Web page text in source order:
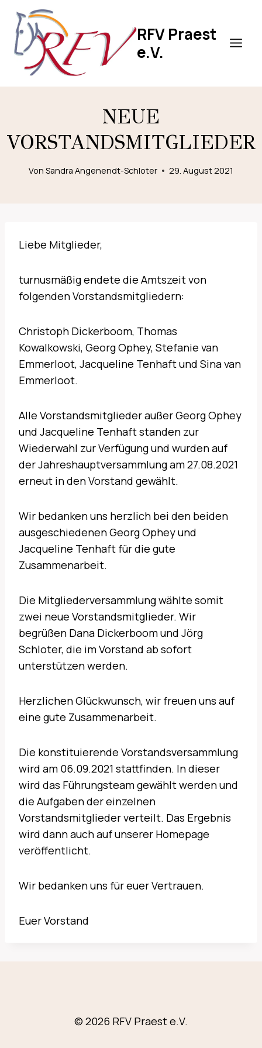
Inhalt
springen
RFV Praest
e.V.
NEUE
VORSTANDSMITGLIEDER
Von Sandra Angenendt-Schloter 29. August 2021
Liebe Mitglieder,
turnusmäßig endete die Amtszeit von
folgenden Vorstandsmitgliedern:
Christoph Dickerboom, Thomas
Kowalkowski, Georg Ophey, Stefanie van
Emmerloot, Jacqueline Tenhaft und Sina van
Emmerloot.
Alle Vorstandsmitglieder außer Georg Ophey
und Jacqueline Tenhaft standen zur
Wiederwahl zur Verfügung und wurden auf
der Jahreshauptversammlung am 27.08.2021
erneut in den Vorstand gewählt.
Wir bedanken uns herzlich bei den beiden
ausgeschiedenen Georg Ophey und
Jacqueline Tenhaft für die gute
Zusammenarbeit.
Die Mitgliederversammlung wählte somit
zwei neue Vorstandsmitglieder. Wir
begrüßen Dana Dickerboom und Jörg
Schloter, die im Vorstand ab sofort
unterstützen werden.
Herzlichen Glückwunsch, wir freuen uns auf
eine gute Zusammenarbeit.
Die konstituierende Vorstandsversammlung
wird am 06.09.2021 stattfinden. In dieser
wird das Führungsteam gewählt werden und
die Aufgaben der einzelnen
Vorstandsmitglieder verteilt. Das Ergebnis
wird dann auch auf unserer Homepage
veröffentlicht.
Wir bedanken uns für euer Vertrauen.
Euer Vorstand
© 2026 RFV Praest e.V.